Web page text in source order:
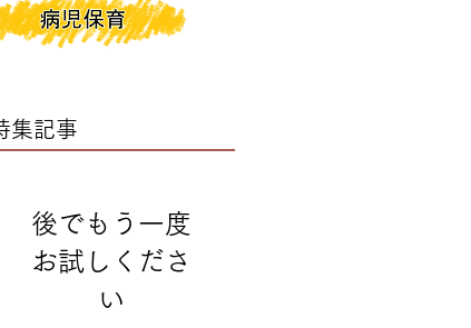
集記事
後でもう一度
お試しくださ
い